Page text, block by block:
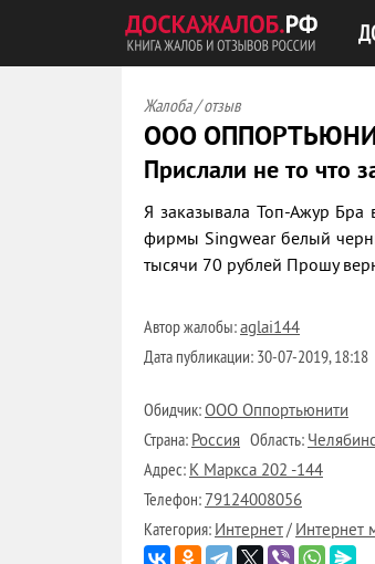
Жалоба / отзыв
ООО
Прислали не то что
Я заказывала Топ-Ажур
фирмы Singwear белый
тысячи 70 рублей Прошу
Автор жалобы:aglai144
Дата публикации: 30-07-2019, 18:18
Обидчик:ООО Оппортьюнити
Страна:Россия Область:
Адрес:К Маркса 202 -144
Телефон:79124008056
Категория:Интернет/Интернет